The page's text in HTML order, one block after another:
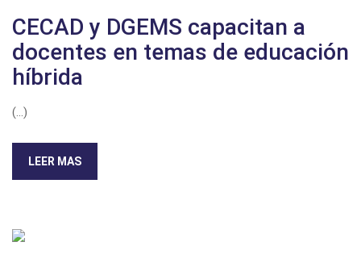
CECAD y DGEMS capacitan a
docentes en temas de educación
híbrida
(...)
LEER MAS